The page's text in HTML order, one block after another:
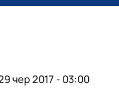
чер 2017 - 03:00